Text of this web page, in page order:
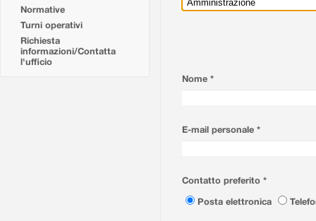
Normative
Turni operativi
Richiesta
informazioni/Contatta
l'ufficio
Nome *
E-mail personale *
Contatto preferito *
Posta elettronica